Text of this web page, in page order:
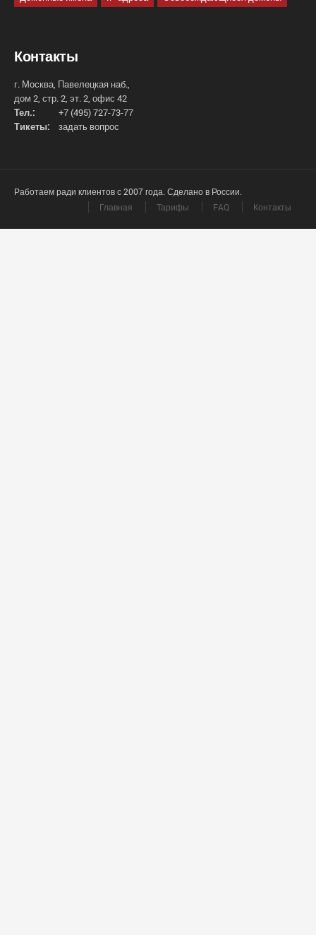
Контакты
г. Москва, Павелецкая наб.,
дом 2, стр. 2, эт. 2, офис 42
Тел.:
+7 (495) 727-73-77
Тикеты:
задать вопрос
Работаем ради клиентов с 2007 года. Сделано в России.
Главная
Тарифы FAQ Контакты